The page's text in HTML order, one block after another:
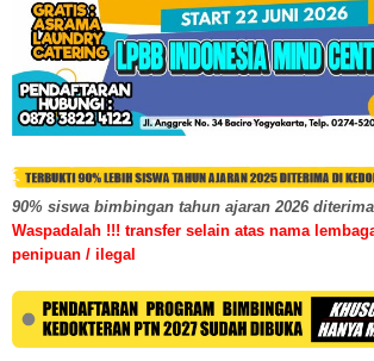
90% siswa bimbingan tahun ajaran 2026
Waspadalah !!! transfer selain atas nama
penipuan / ilegal